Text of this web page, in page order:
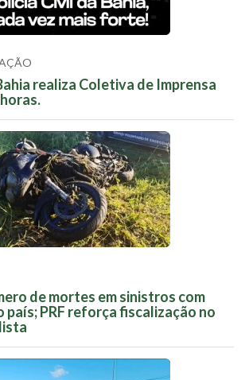
realiza Coletiva de Imprensa
de mortes em sinistros com
PRF reforça fiscalização no